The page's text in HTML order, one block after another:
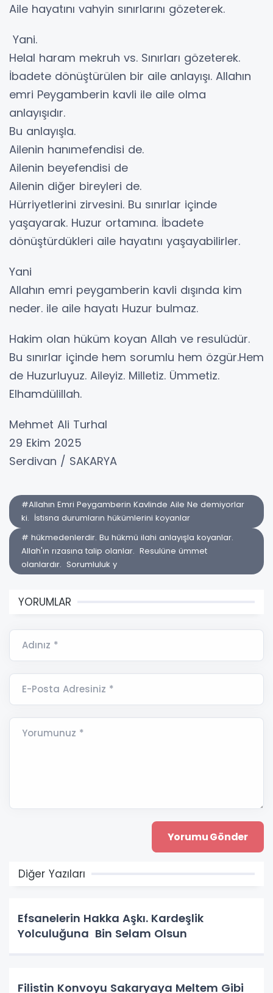
Aile hayatını vahyin sınırlarını gözeterek.
Yani.
Helal haram mekruh vs. Sınırları gözeterek.
İbadete dönüştürülen bir aile anlayışı. Allahın
emri Peygamberin kavli ile aile olma
anlayışıdır.
Bu anlayışla.
Ailenin hanımefendisi de.
Ailenin beyefendisi de
Ailenin diğer bireyleri de.
Hürriyetlerini zirvesini. Bu sınırlar içinde
yaşayarak. Huzur ortamına. İbadete
dönüştürdükleri aile hayatını yaşayabilirler.
Yani
Allahın emri peygamberin kavli dışında kim
neder. ile aile hayatı Huzur bulmaz.
Hakim olan hüküm koyan Allah ve resulüdür.
Bu sınırlar içinde hem sorumlu hem özgür.Hem
de Huzurluyuz. Aileyiz. Milletiz. Ümmetiz.
Elhamdülillah.
Mehmet Ali Turhal
29 Ekim 2025
Serdivan / SAKARYA
#Allahın Emri Peygamberin Kavlinde Aile Ne demiyorlar
ki. İstisna durumların hükümlerini koyanlar
# hükmedenlerdir. Bu hükmü ilahi anlayışla koyanlar.
Allah'ın rızasına talip olanlar. Resulüne ümmet
olanlardır. Sorumluluk y
YORUMLAR
Adınız *
E-Posta Adresiniz *
Yorumunuz *
Diğer Yazıları
Efsanelerin Hakka Aşkı. Kardeşlik
Yolculuğuna Bin Selam Olsun
Filistin Konvoyu Sakaryaya Meltem Gibi